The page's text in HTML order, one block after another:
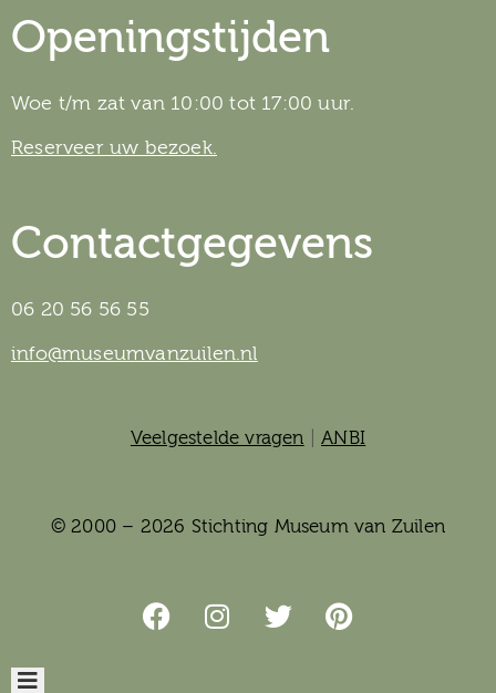
Openingstijden
Woe t/m zat van 10:00 tot 17:00 uur.
Reserveer uw bezoek.
Contactgegevens
06 20 56 56 55
info@museumvanzuilen.nl
Veelgestelde vragen ANBI
© 2000 – 2026 Stichting Museum van Zuilen